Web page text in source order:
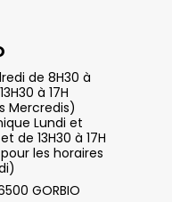
de 8H30 à
à 17H
Mercredis)
Lundi et
de 13H30 à 17H
les horaires
GORBIO